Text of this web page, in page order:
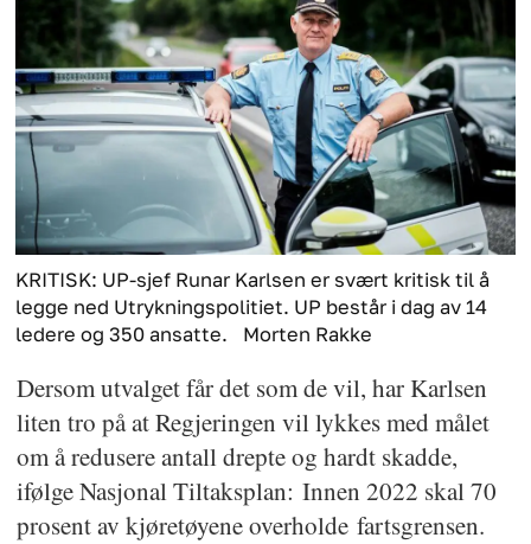
KRITISK: UP-sjef Runar Karlsen er svært kritisk til å
legge ned Utrykningspolitiet. UP består i dag av 14
ledere og 350 ansatte.
Morten Rakke
Dersom utvalget får det som de vil, har Karlsen
liten tro på at Regjeringen vil lykkes med målet
om å redusere antall drepte og hardt skadde,
ifølge Nasjonal Tiltaksplan: Innen 2022 skal 70
prosent av kjøretøyene overholde fartsgrensen.